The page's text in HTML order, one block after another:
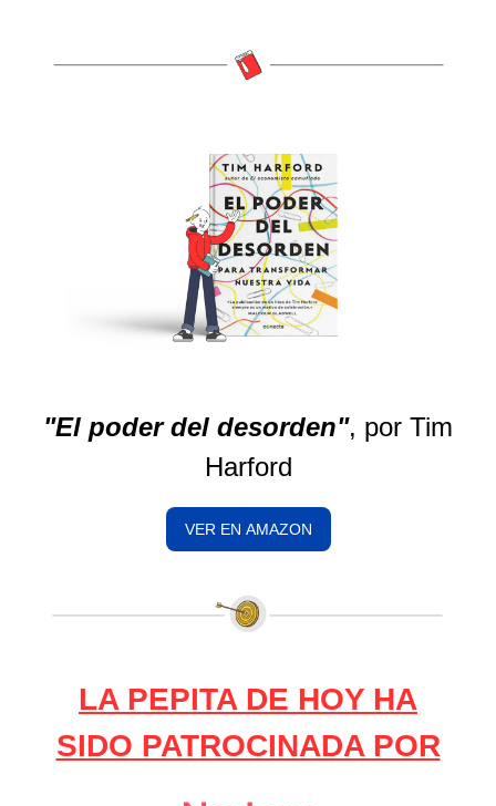
"El poder del desorden", por Tim
Harford
VER EN AMAZON
LA PEPITA DE HOY HA
SIDO PATROCINADA POR